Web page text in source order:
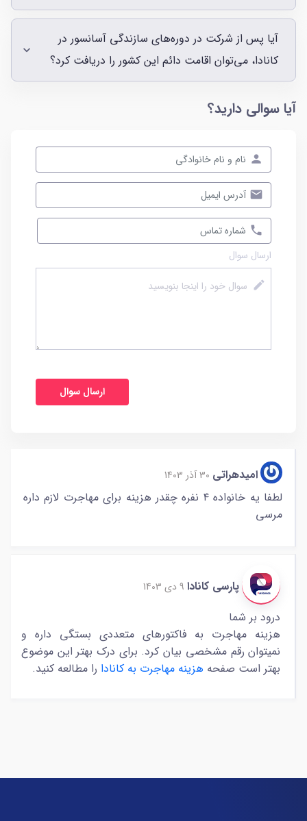
آیا پس از شرکت در دوره‌های سازندگی آسانسور در
کانادا، می‌توان اقامت دائم این کشور را دریافت کرد؟
آیا سوالی دارید؟
ارسال سوال
امیدهراتی 30 آذر 1403
لطفا یه خانواده ۴ نفره چقدر هزینه برای مهاجرت لازم داره
مرسی
پارسی کانادا 9 دی 1403
درود بر شما
هزینه مهاجرت به فاکتورهای متعددی بستگی داره و
نمیتوان رقم مشخصی بیان کرد. برای درک بهتر این موضوع
بهتر است صفحه هزینه مهاجرت به کانادا را مطالعه کنید.